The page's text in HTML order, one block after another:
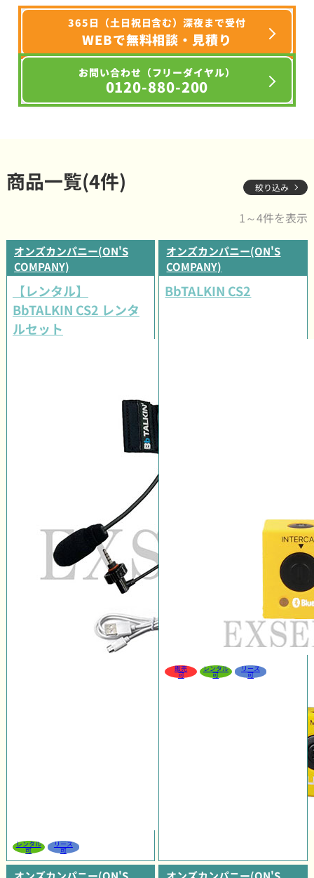
365日（土日祝日含む）深夜まで受付
WEBで無料相談・見積り
お問い合わせ（フリーダイヤル）
0120-880-200
商品一覧(4件) 絞り込み
1～4件を表示
オンズカンパニー(ON'S
COMPANY)
【レンタル】
BbTALKIN CS2 レンタ
ルセット
レンタル
可
リース
可
オンズカンパニー(ON'S
COMPANY)
BbTALKIN CS2
販売
可
レンタル
可
リース
可